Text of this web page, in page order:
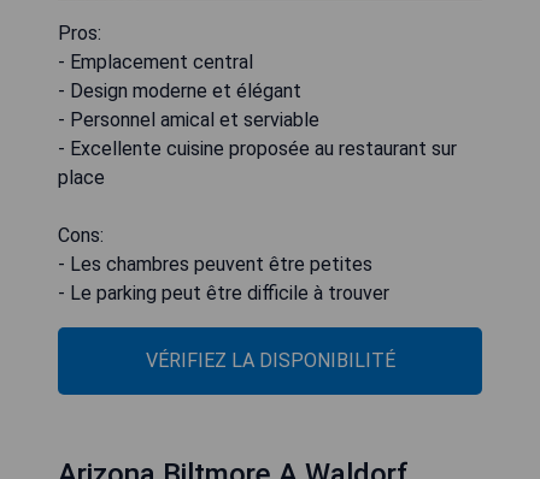
Pros:
- Emplacement central
- Design moderne et élégant
- Personnel amical et serviable
- Excellente cuisine proposée au restaurant sur
place
Cons:
- Les chambres peuvent être petites
- Le parking peut être difficile à trouver
VÉRIFIEZ LA DISPONIBILITÉ